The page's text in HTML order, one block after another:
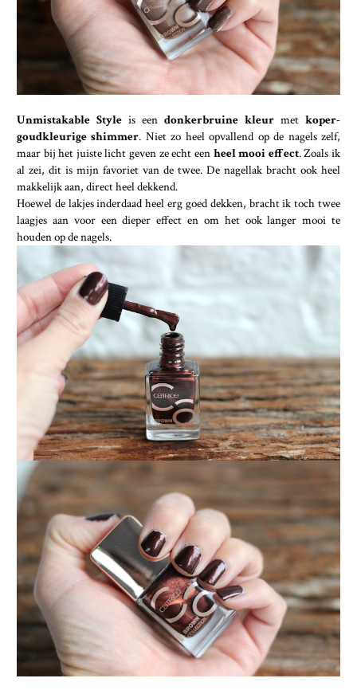
Unmistakable Style is een donkerbruine kleur met koper-
goudkleurige shimmer. Niet zo heel opvallend op de nagels zelf,
maar bij het juiste licht geven ze echt een heel mooi effect. Zoals ik
al zei, dit is mijn favoriet van de twee. De nagellak bracht ook heel
makkelijk aan, direct heel dekkend.
Hoewel de lakjes inderdaad heel erg goed dekken, bracht ik toch twee
laagjes aan voor een dieper effect en om het ook langer mooi te
houden op de nagels.